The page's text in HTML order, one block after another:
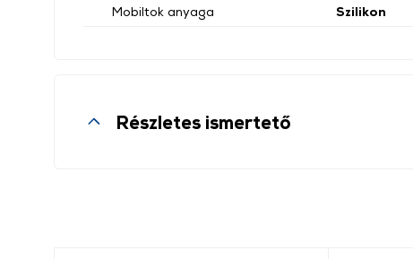
Mobiltok anyaga
Szilikon
Részletes ismertető